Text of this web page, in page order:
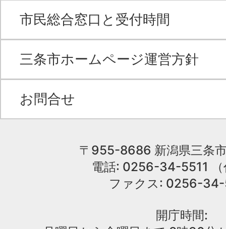
市民総合窓口と受付時間
三条市ホームページ運営方針
お問合せ
〒955-8686 新潟県三条
電話: 0256-34-5511
ファクス: 0256-
開庁時間: